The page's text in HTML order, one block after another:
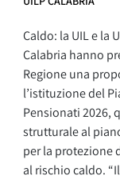
Caldo: la UIL e la
Calabria hanno
Regione una
l’istituzione del
Pensionati 2026,
strutturale al
per la protezione
al rischio caldo.